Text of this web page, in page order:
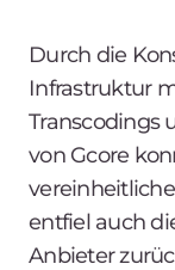
Durch die
Infrastruktur
Transcodings
von Gcore
entfiel auch
Anbieter